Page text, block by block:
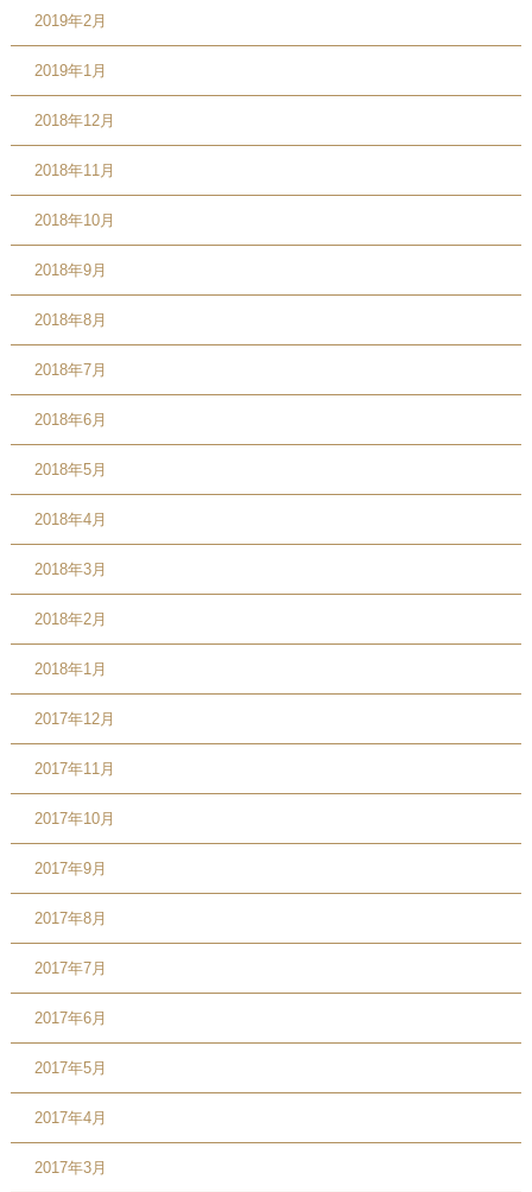
2019年2月
2019年1月
2018年12月
2018年11月
2018年10月
2018年9月
2018年8月
2018年7月
2018年6月
2018年5月
2018年4月
2018年3月
2018年2月
2018年1月
2017年12月
2017年11月
2017年10月
2017年9月
2017年8月
2017年7月
2017年6月
2017年5月
2017年4月
2017年3月